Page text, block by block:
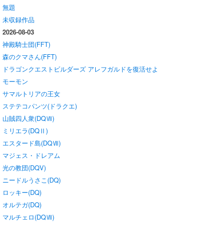
無題
未収録作品
2026-08-03
神殿騎士団(FFT)
森のクマさん(FFT)
ドラゴンクエストビルダーズ アレフガルドを復活せよ
モーモン
サマルトリアの王女
ステテコパンツ(ドラクエ)
山賊四人衆(DQⅦ)
ミリエラ(DQⅡ)
エスタード島(DQⅦ)
マジェス・ドレアム
光の教団(DQV)
ニードルうさこ(DQ)
ロッキー(DQ)
オルテガ(DQ)
マルチェロ(DQⅦ)